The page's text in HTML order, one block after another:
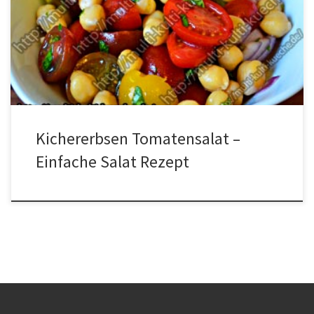
Kichererbsen über Nacht in Wasser legen. Danach ca. 25 Minuten
kochen. Während die Kichererbsen kochen Halbieren wir schon
mal die Tomaten, schneiden die Zwiebeln und die Petersilie klein
und geben alles in eine Schüssel. Dann noch die […]
Kichererbsen Tomatensalat –
Einfache Salat Rezept